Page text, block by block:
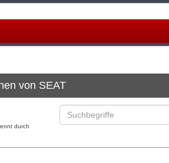
von SEAT
durch